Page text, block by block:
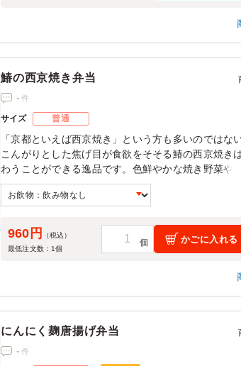
鰆の西京焼き弁当
- 件
サイズ 普通
「京都といえば西京焼き」という方も多いのではな
こんがりとした焦げ目が食欲をそそる鰆の西京焼き
わうことができる逸品です。色鮮やかな焼き野菜や
が引き立て、見た目にも楽しませてくれます。イベ
ったりです。
960円
（税込）
最低注文数： 1個
かごに入れる
にんにく麹唐揚げ弁当
- 件